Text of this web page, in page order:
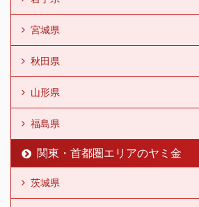
宮城県
秋田県
山形県
福島県
関東・首都圏エリアのヤミ金
茨城県